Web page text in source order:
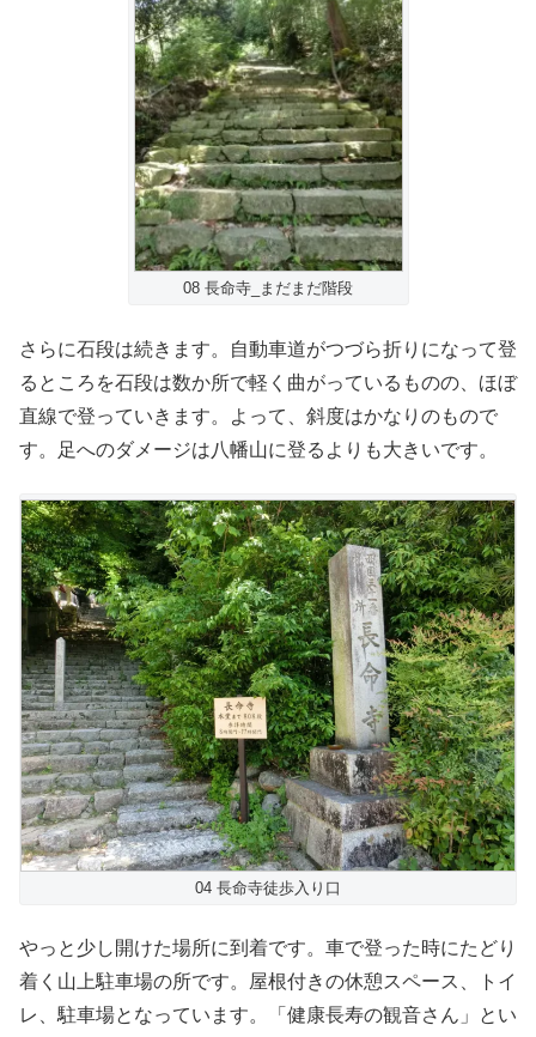
08 長命寺_まだまだ階段
さらに石段は続きます。自動車道がつづら折りになって登
るところを石段は数か所で軽く曲がっているものの、ほぼ
直線で登っていきます。よって、斜度はかなりのもので
す。足へのダメージは八幡山に登るよりも大きいです。
04 長命寺徒歩入り口
やっと少し開けた場所に到着です。車で登った時にたどり
着く山上駐車場の所です。屋根付きの休憩スペース、トイ
レ、駐車場となっています。「健康長寿の観音さん」とい